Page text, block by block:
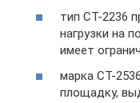
тип СТ-2236
нагрузки на
имеет
марка СТ-
площадку,